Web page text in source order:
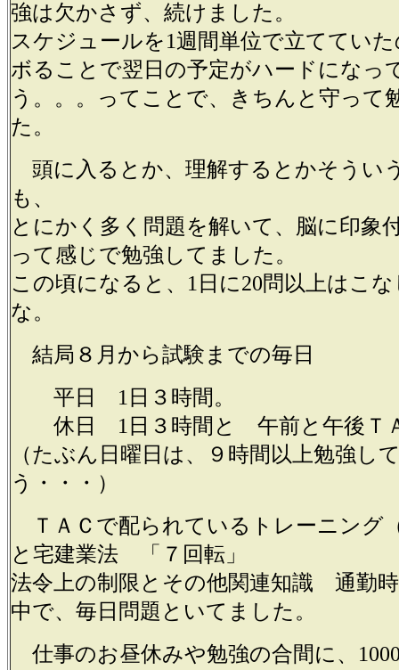
強は欠かさず、続けました。
スケジュールを1週間単位で立ててい
ボることで翌日の予定がハードになっ
う。。。ってことで、きちんと守って
た。
頭に入るとか、理解するとかそうい
も、
とにかく多く問題を解いて、脳に印象
って感じで勉強してました。
この頃になると、1日に20問以上はこ
な。
結局８月から試験までの毎日
平日 1日３時間。
休日 1日３時間と 午前と午後Ｔ
（たぶん日曜日は、９時間以上勉強し
う・・・）
ＴＡＣで配られているトレーニング
と宅建業法 「７回転」
法令上の制限とその他関連知識 通勤
中で、毎日問題といてました。
仕事のお昼休みや勉強の合間に、